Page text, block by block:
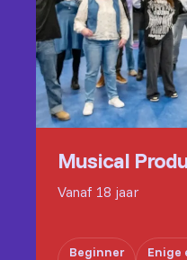
Musical
Vanaf 18 jaar
Beginner Enige